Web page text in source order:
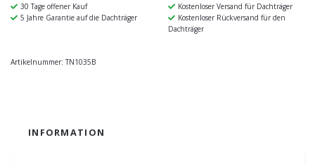
30 Tage offener Kauf
Kostenloser Versand für Dachträger
5 Jahre Garantie auf die Dachträger
Kostenloser Rückversand für den
Dachträger
Artikelnummer: TN1035B
INFORMATION